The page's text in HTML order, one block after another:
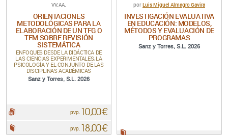
VV.AA.
ORIENTACIONES
METODOLÓGICAS PARA LA
ELABORACIÓN DE UN TFG O
TFM SOBRE REVISIÓN
SISTEMÁTICA
ENFOQUES DESDE LA DIDÁCTICA DE
LAS CIENCIAS EXPERIMENTALES, LA
PSICOLOGÍA Y EL CONJUNTO DE LAS
DISCIPLINAS ACADÉMICAS
Sanz y Torres, S.L. 2026
pvp. 10,00 €
pvp. 18,00 €
por Luis Miguel Almagro Gavira
INVESTIGACIÓN EVALUATIVA
EN EDUCACIÓN: MODELOS,
MÉTODOS Y EVALUACIÓN DE
PROGRAMAS
Sanz y Torres, S.L. 2026